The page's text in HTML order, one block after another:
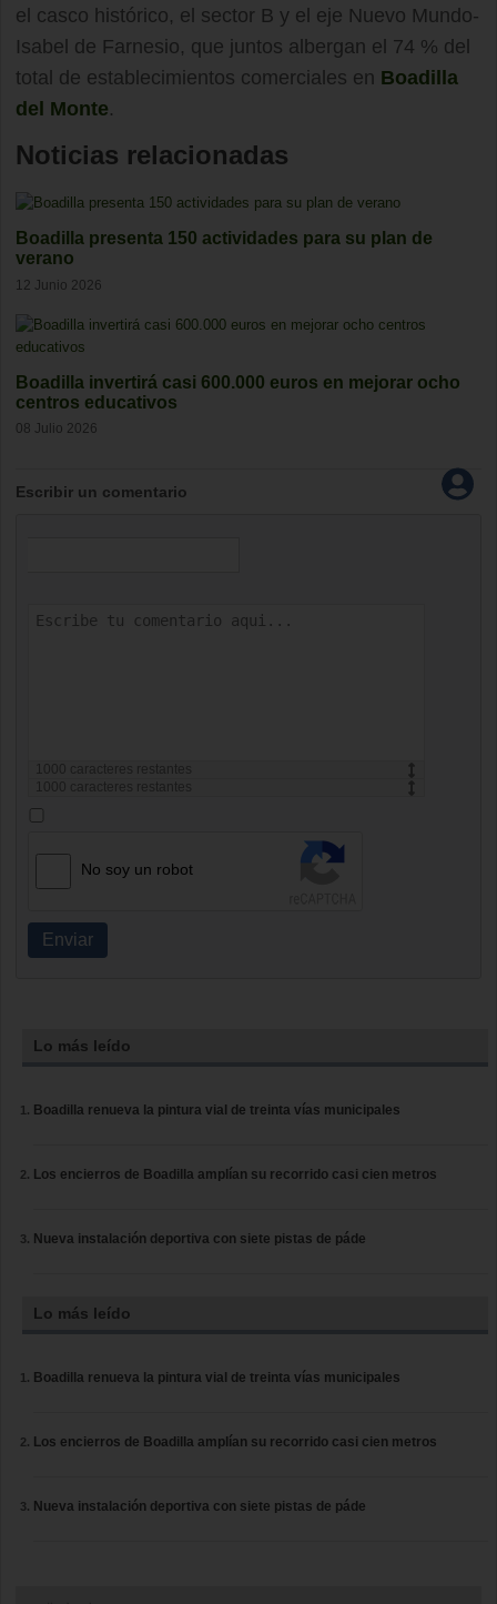
el casco histórico, el sector B y el eje Nuevo Mundo-
Isabel de Farnesio, que juntos albergan el 74 % del
total de establecimientos comerciales en Boadilla
del Monte.
Noticias relacionadas
Boadilla presenta 150 actividades para su plan de
verano
12 Junio 2026
Boadilla invertirá casi 600.000 euros en mejorar ocho
centros educativos
08 Julio 2026
Escribir un comentario
1000
caracteres restantes
1000
caracteres restantes
No soy un robot
Enviar
Lo más leído
Boadilla renueva la pintura vial de treinta vías municipales
Los encierros de Boadilla amplían su recorrido casi cien metros
Nueva instalación deportiva con siete pistas de páde
Lo más leído
Boadilla renueva la pintura vial de treinta vías municipales
Los encierros de Boadilla amplían su recorrido casi cien metros
Nueva instalación deportiva con siete pistas de páde